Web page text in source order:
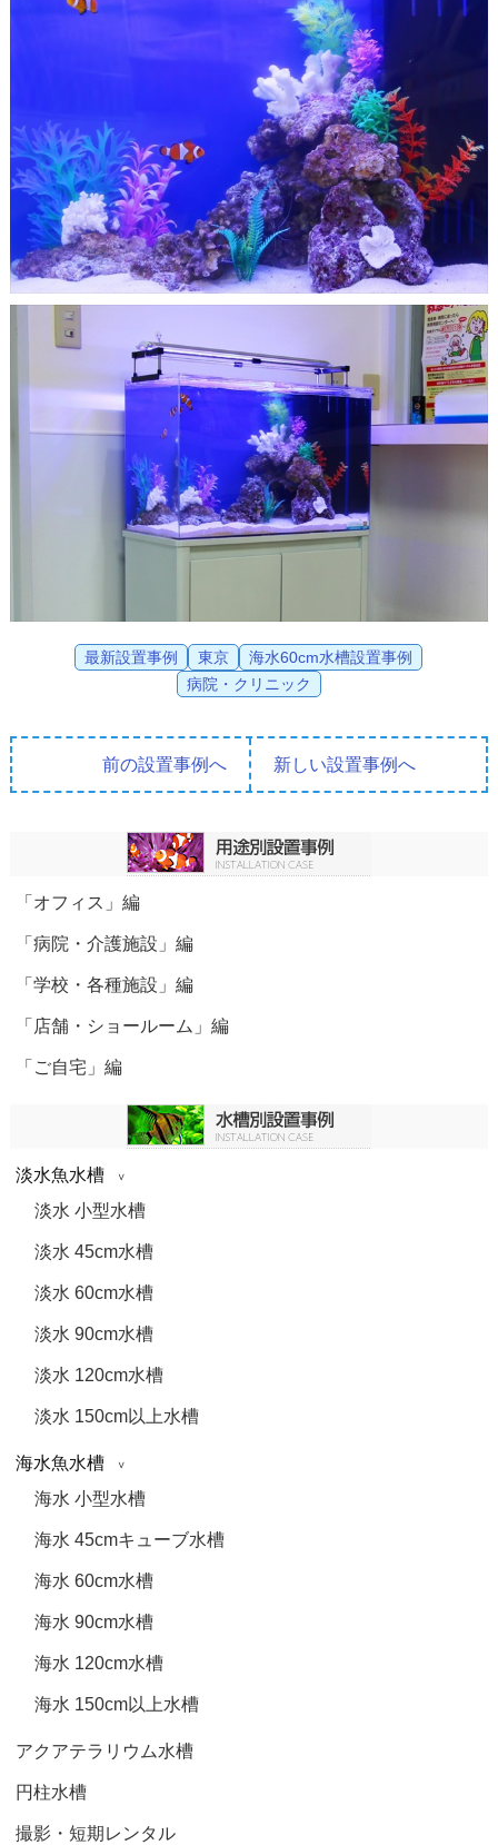
最新設置事例 東京
海水60cm水槽設置事例
病院・クリニック
前の設置事例へ 新しい設置事例へ
「オフィス」編
「病院・介護施設」編
「学校・各種施設」編
「店舗・ショールーム」編
「ご自宅」編
淡水魚水槽
淡水 小型水槽
淡水 45cm水槽
淡水 60cm水槽
淡水 90cm水槽
淡水 120cm水槽
淡水 150cm以上水槽
海水魚水槽
海水 小型水槽
海水 45cmキューブ水槽
海水 60cm水槽
海水 90cm水槽
海水 120cm水槽
海水 150cm以上水槽
アクアテラリウム水槽
円柱水槽
撮影・短期レンタル